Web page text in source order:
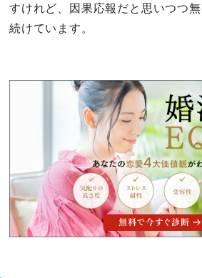
すけれど、因果応報だと思いつつ
続けています。